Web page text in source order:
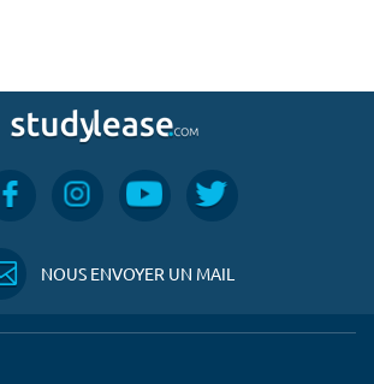
NOUS ENVOYER UN MAIL